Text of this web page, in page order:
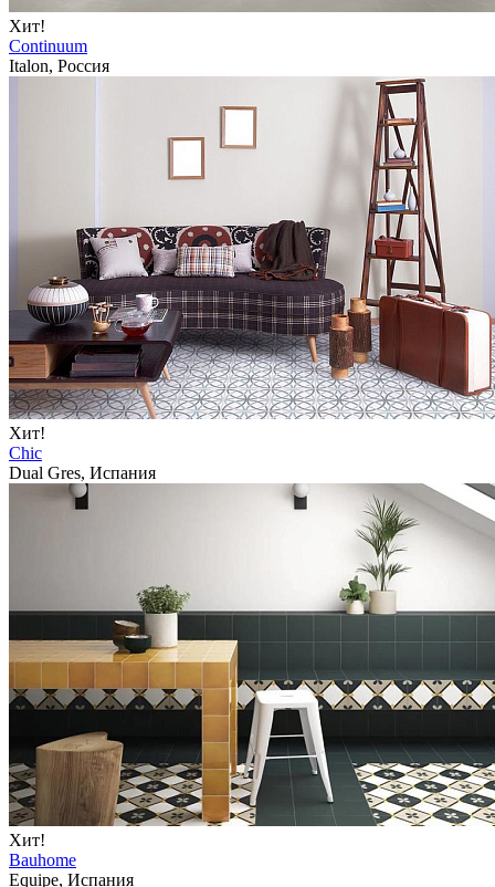
Хит!
Continuum
Italon, Россия
Хит!
Chic
Dual Gres, Испания
Хит!
Bauhome
Equipe, Испания